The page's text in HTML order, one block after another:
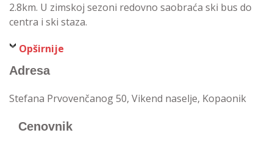
2.8km. U zimskoj sezoni redovno saobraća ski bus do
centra i ski staza.
Opširnije
Adresa
Stefana Prvovenčanog 50, Vikend naselje, Kopaonik
Cenovnik